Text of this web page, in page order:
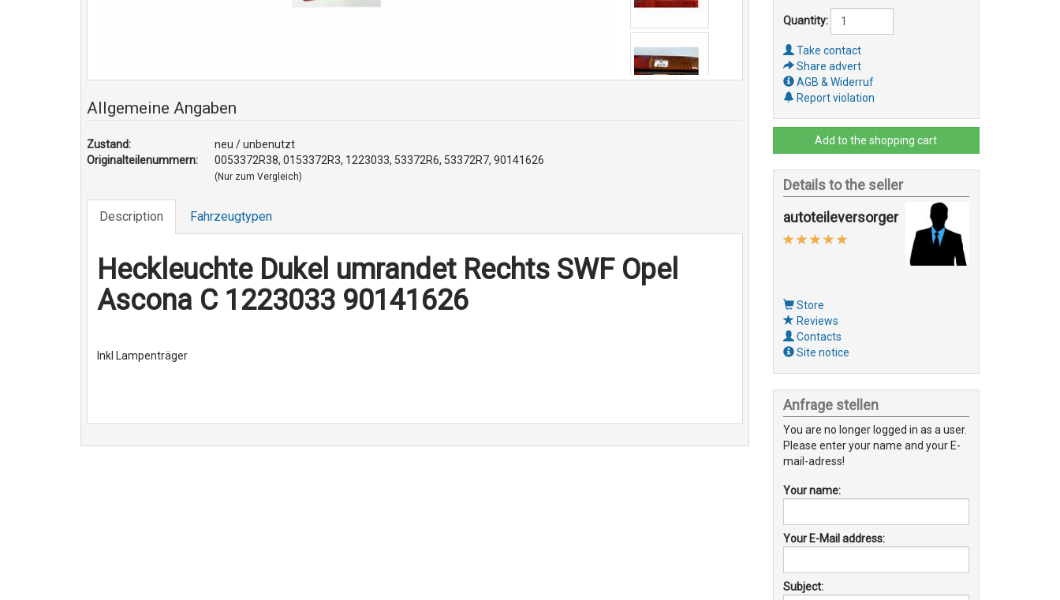
Allgemeine Angaben
Zustand:
neu / unbenutzt
Originalteilenummern:
0053372R38, 0153372R3, 1223033, 53372R6, 53372R7, 90141626
(Nur zum Vergleich)
Description Fahrzeugtypen
Heckleuchte Dukel umrandet Rechts SWF Opel
Ascona C 1223033 90141626
Inkl Lampenträger
Quantity:
Take contact
Share advert
AGB & Widerruf
Report violation
Add to the shopping cart
Details to the seller
autoteileversorger
Store
Reviews
Contacts
Site notice
Anfrage stellen
You are no longer logged in as a user.
Please enter your name and your E-
mail-adress!
Your name:
Your E-Mail address:
Subject: